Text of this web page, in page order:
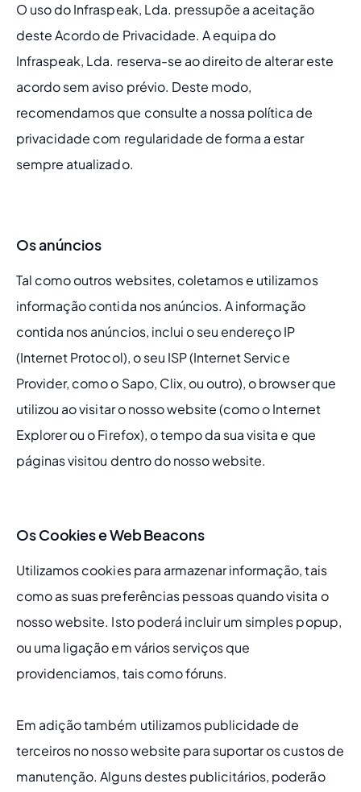
O uso do Infraspeak, Lda. pressupõe a aceitação
deste Acordo de Privacidade. A equipa do
Infraspeak, Lda. reserva-se ao direito de alterar este
acordo sem aviso prévio. Deste modo,
recomendamos que consulte a nossa política de
privacidade com regularidade de forma a estar
sempre atualizado.
Os anúncios
Tal como outros websites, coletamos e utilizamos
informação contida nos anúncios. A informação
contida nos anúncios, inclui o seu endereço IP
(Internet Protocol), o seu ISP (Internet Service
Provider, como o Sapo, Clix, ou outro), o browser que
utilizou ao visitar o nosso website (como o Internet
Explorer ou o Firefox), o tempo da sua visita e que
páginas visitou dentro do nosso website.
Os Cookies e Web Beacons
Utilizamos cookies para armazenar informação, tais
como as suas preferências pessoas quando visita o
nosso website. Isto poderá incluir um simples popup,
ou uma ligação em vários serviços que
providenciamos, tais como fóruns.
Em adição também utilizamos publicidade de
terceiros no nosso website para suportar os custos de
manutenção. Alguns destes publicitários, poderão